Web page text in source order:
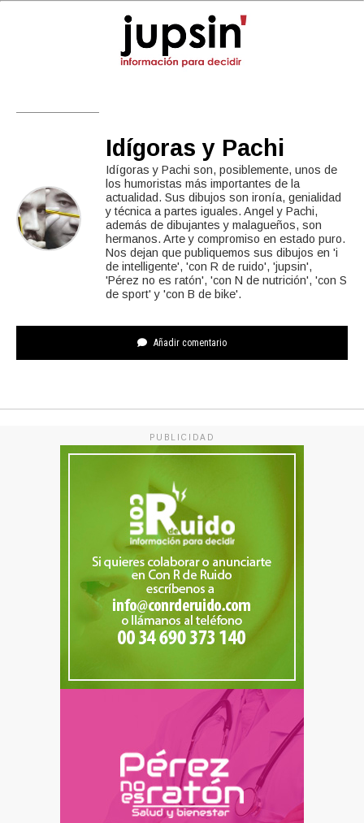
Idígoras y Pachi
Idígoras y Pachi son, posiblemente, unos de
los humoristas más importantes de la
actualidad. Sus dibujos son ironía, genialidad
y técnica a partes iguales. Angel y Pachi,
además de dibujantes y malagueños, son
hermanos. Arte y compromiso en estado puro.
Nos dejan que publiquemos sus dibujos en 'i
de intelligente', 'con R de ruido', 'jupsin',
'Pérez no es ratón', 'con N de nutrición', 'con S
de sport' y 'con B de bike'.
Añadir comentario
PUBLICIDAD